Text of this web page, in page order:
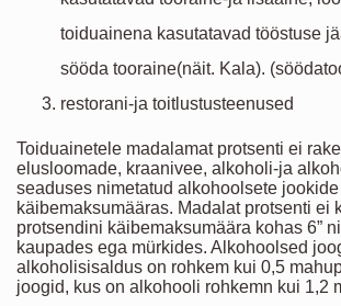
toiduainena kasutatavad tööstuse
sööda tooraine(näit. Kala).
restorani-ja toitlustusteenused
Toiduainetele madalamat protsenti ei
elusloomade, kraanivee, alkoholi-ja
seaduses nimetatud alkohoolsete
käibemaksumääras. Madalat protsenti ei
protsendini käibemaksumäära kohas 6”
kaupades ega mürkides. Alkohoolsed
alkoholisisaldus on rohkem kui 0,5
joogid, kus on alkohooli rohkemn kui 1,2